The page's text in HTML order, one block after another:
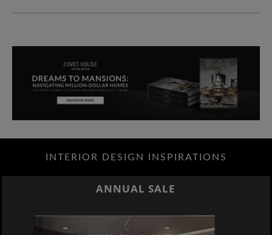
INTERIOR DESIGN INSPIRATIONS
ANNUAL SALE